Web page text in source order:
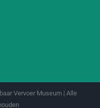
Vervoer Museum | Alle